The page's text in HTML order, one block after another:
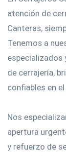
atención de
Canteras,
Tenemos a
especializados
de cerrajería,
confiables en
Nos
apertura
y refuerzo de